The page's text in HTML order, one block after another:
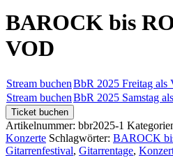
BAROCK bis
VOD
Stream buchenBbR 2025 Freitag als
Stream buchenBbR 2025 Samstag
Ticket buchen
Artikelnummer: bbr2025-1
Konzerte Schlagwörter: BAROCK
Gitarrenfestival, Gitarrentage,